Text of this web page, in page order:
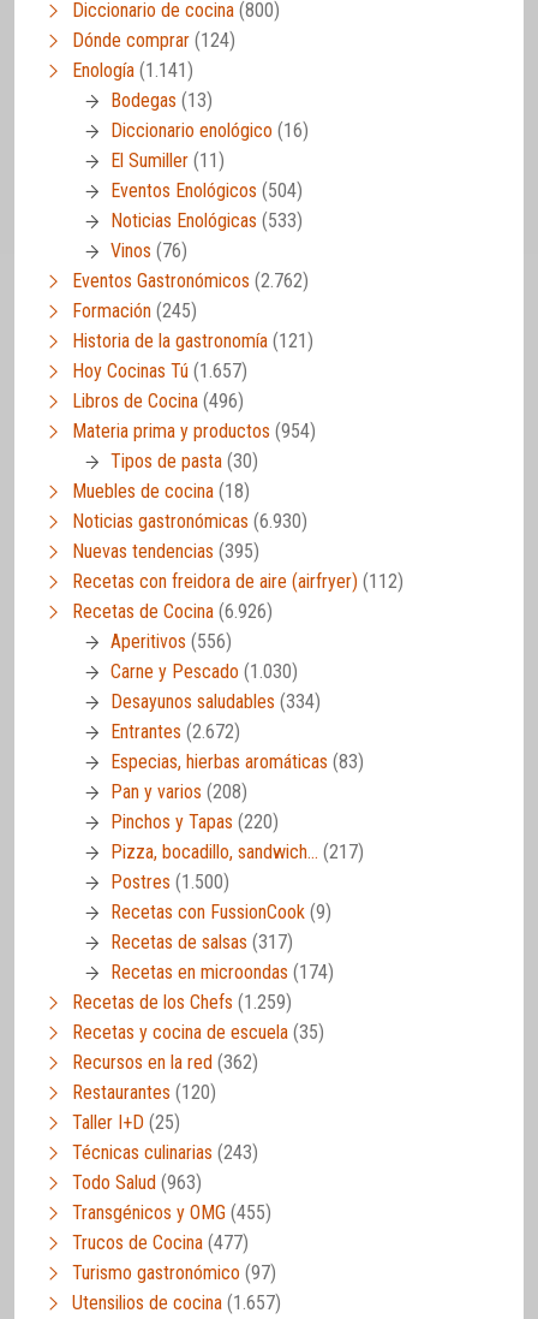
Diccionario de cocina (800)
Dónde comprar (124)
Enología (1.141)
Bodegas (13)
Diccionario enológico (16)
El Sumiller (11)
Eventos Enológicos (504)
Noticias Enológicas (533)
Vinos (76)
Eventos Gastronómicos (2.762)
Formación (245)
Historia de la gastronomía (121)
Hoy Cocinas Tú (1.657)
Libros de Cocina (496)
Materia prima y productos (954)
Tipos de pasta (30)
Muebles de cocina (18)
Noticias gastronómicas (6.930)
Nuevas tendencias (395)
Recetas con freidora de aire (airfryer) (112)
Recetas de Cocina (6.926)
Aperitivos (556)
Carne y Pescado (1.030)
Desayunos saludables (334)
Entrantes (2.672)
Especias, hierbas aromáticas (83)
Pan y varios (208)
Pinchos y Tapas (220)
Pizza, bocadillo, sandwich… (217)
Postres (1.500)
Recetas con FussionCook (9)
Recetas de salsas (317)
Recetas en microondas (174)
Recetas de los Chefs (1.259)
Recetas y cocina de escuela (35)
Recursos en la red (362)
Restaurantes (120)
Taller I+D (25)
Técnicas culinarias (243)
Todo Salud (963)
Transgénicos y OMG (455)
Trucos de Cocina (477)
Turismo gastronómico (97)
Utensilios de cocina (1.657)